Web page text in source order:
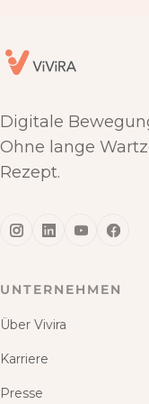
Digitale
Ohne lange
Rezept.
UNTERNEHMEN
Über Vivira
Karriere
Presse